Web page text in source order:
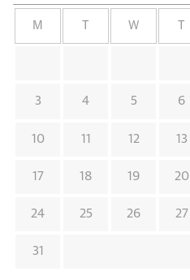
M W
3 4 5 6
10 11 12 13
17 18 19 20
24 25 26 27
31